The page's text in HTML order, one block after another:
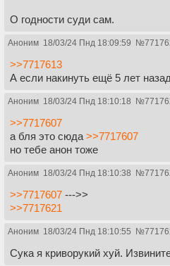
О годности суди сам.
Аноним 18/03/24 Пнд 18:09:59 №
>>7717613
А если накинуть ещё 5 лет
Аноним 18/03/24 Пнд 18:10:18 №
>>7717607
а бля это сюда >>7717607
но тебе анон тоже
Аноним 18/03/24 Пнд 18:10:38 №
>>7717607 --->>
>>7717621
Аноним 18/03/24 Пнд 18:10:55 №
Сука я криворукий хуй.